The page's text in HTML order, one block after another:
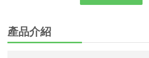
產品介紹